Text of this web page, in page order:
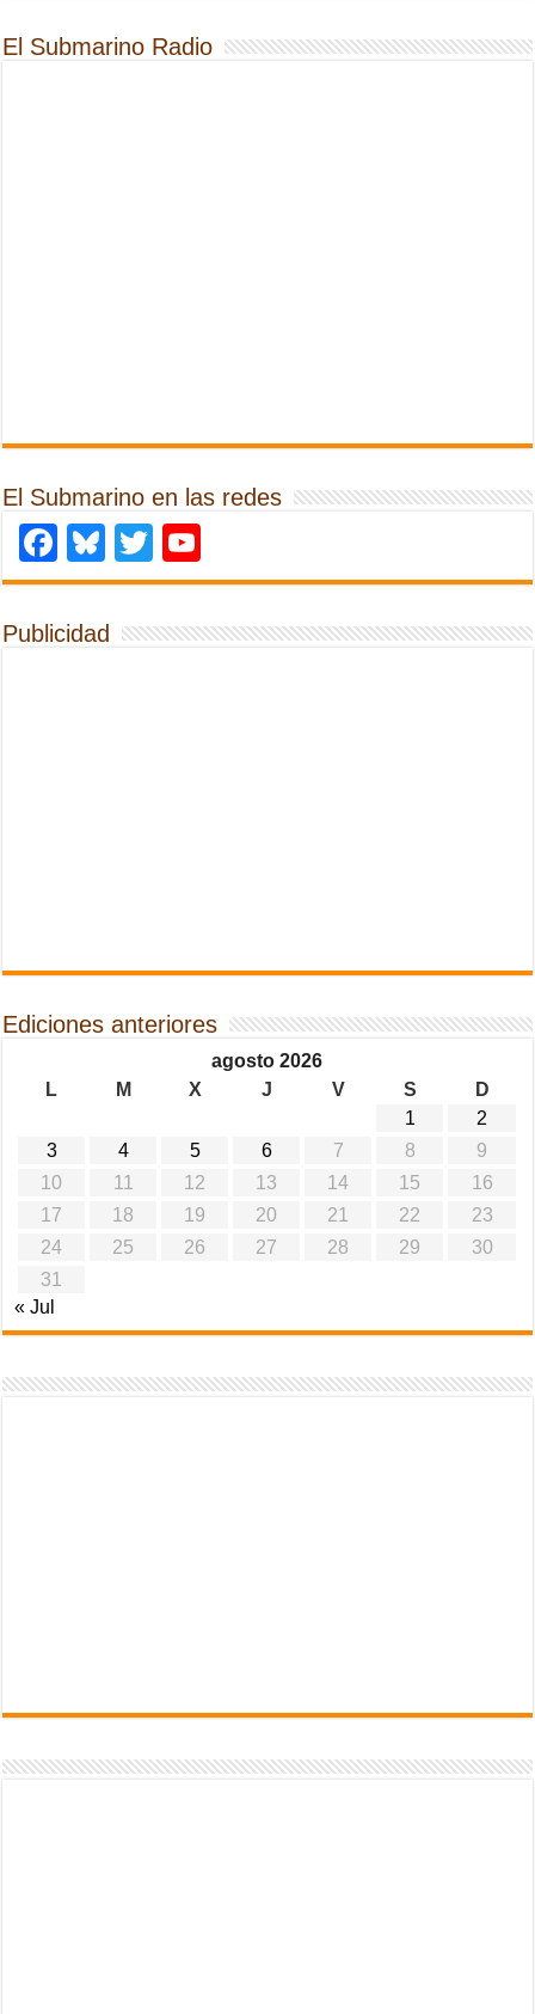
El Submarino Radio
El Submarino en las redes
Facebook
Bluesky
Twitter
Publicidad
Ediciones anteriores
agosto 2026
L
M X J V S
D
1
2
3
4 5 6 7 8
9
10
11 12 13 14 15
16
17
18 19 20 21 22
23
24
25 26 27 28 29
30
31
« Jul